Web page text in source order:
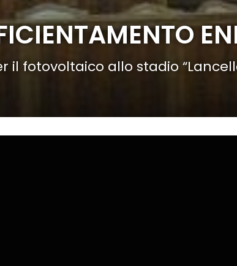
il fotovoltaico allo stadio